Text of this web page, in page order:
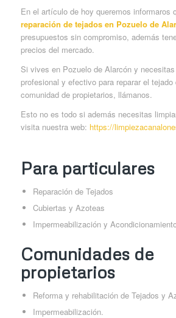
En el artículo de hoy queremos informaros
reparación de tejados en Pozuelo de
presupuestos sin compromiso, además
precios del mercado.
Si vives en Pozuelo de Alarcón y
profesional y efectivo para reparar el
comunidad de propietarios, llámanos.
Esto no es todo si además necesitas
visita nuestra web: https://
Para particulares
Reparación de Tejados
Cubiertas y Azoteas
Impermeabilización y
Comunidades de
propietarios
Reforma y rehabilitación de Tejados y
Impermeabilización.